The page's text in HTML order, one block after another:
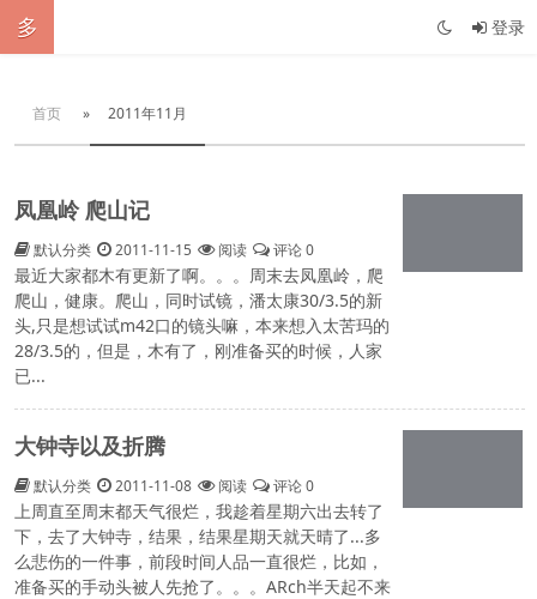
多 登录
首页 » 2011年11月
凤凰岭 爬山记
默认分类 2011-11-15 阅读 评论 0
最近大家都木有更新了啊。。。周末去凤凰岭，爬
爬山，健康。爬山，同时试镜，潘太康30/3.5的新
头,只是想试试m42口的镜头嘛，本来想入太苦玛的
28/3.5的，但是，木有了，刚准备买的时候，人家
已...
大钟寺以及折腾
默认分类 2011-11-08 阅读 评论 0
上周直至周末都天气很烂，我趁着星期六出去转了
下，去了大钟寺，结果，结果星期天就天晴了...多
么悲伤的一件事，前段时间人品一直很烂，比如，
准备买的手动头被人先抢了。。。ARch半天起不来